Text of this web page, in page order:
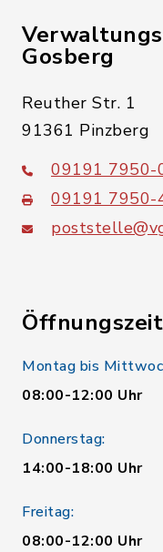
Gosberg
Reuther Str. 1
91361 Pinzberg
09191 7950-
09191 7950-
Montag bis
08:00-12:00 Uhr
Donnerstag:
14:00-18:00 Uhr
Freitag:
08:00-12:00 Uhr